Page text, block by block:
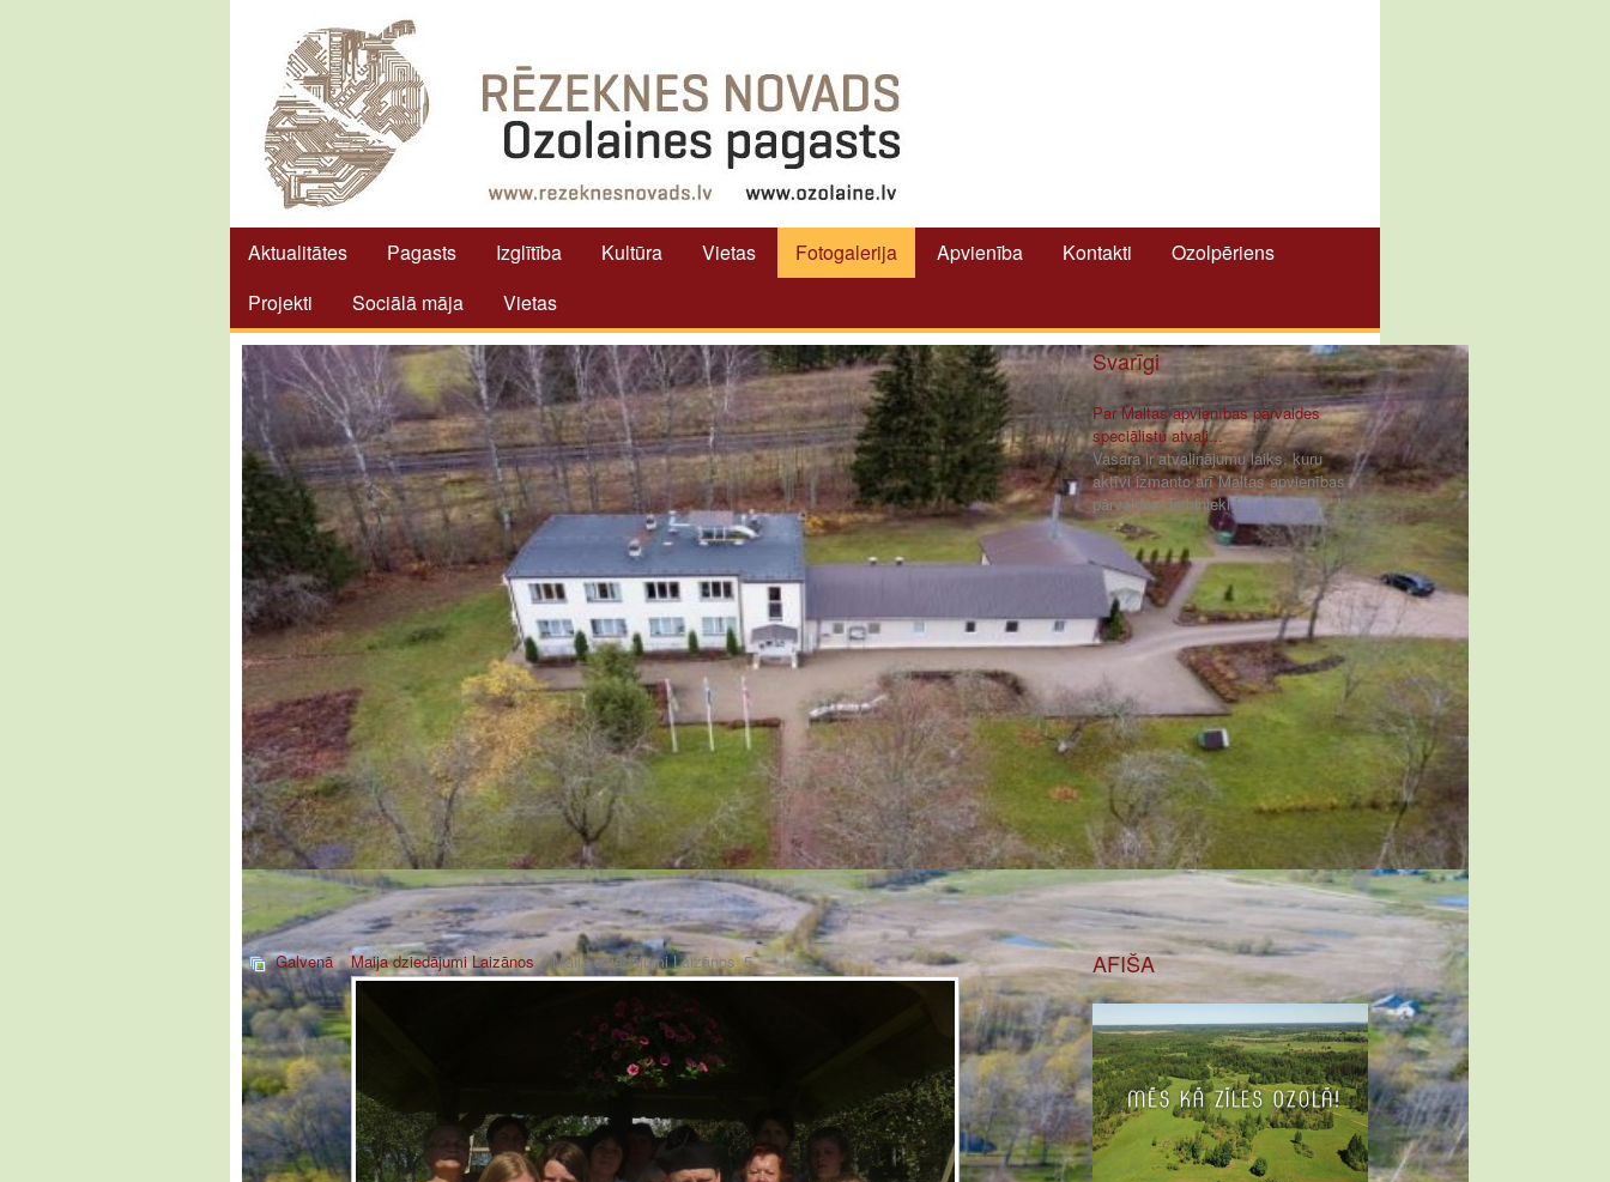
Aktualitātes Pagasts Izglītība Kultūra Vietas Fotogalerija Apvienība Kontakti
Ozolpēriens
Projekti
Sociālā māja Vietas
Svarīgi
Par Maltas apvienības pārvaldes
speciālistu atvaļi...
Vasara ir atvaļinājumu laiks, kuru
aktīvi izmanto arī Maltas apvienības
pārvaldes darbinieki [ ... ]
Galvenā»Maija dziedājumi Laizānos» Maija dziedājumi Laizānos_5 AFIŠA